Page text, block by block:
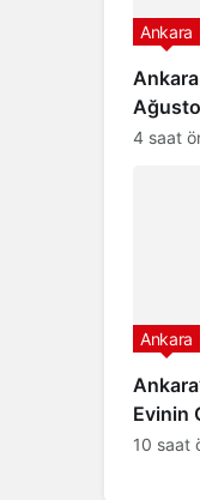
Ankara
4 saat
Evinin
Gören
Ankara
10 saat